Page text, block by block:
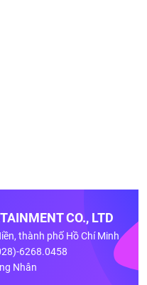
CO., LTD
thành phố Hồ Chí Minh
6268.0458
Nhân